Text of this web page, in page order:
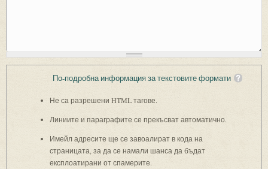
По-подробна информация за текстовите формати
Не са разрешени HTML тагове.
Линиите и параграфите се прекъсват автоматично.
Имейл адресите ще се завоалират в кода на
страницата, за да се намали шанса да бъдат
експлоатирани от спамерите.